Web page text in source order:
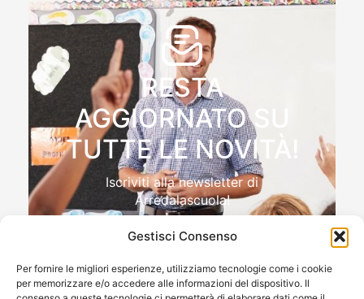
Gestisci Consenso
Per fornire le migliori esperienze, utilizziamo tecnologie come i cookie
per memorizzare e/o accedere alle informazioni del dispositivo. Il
RESTA
AGGIORNATO SU
TUTTE LE NOVITÀ!
Iscriviti alla newsletter di
Arredalascuola!
Autorizzo il trattamento dei miei dati personali , ai sensi